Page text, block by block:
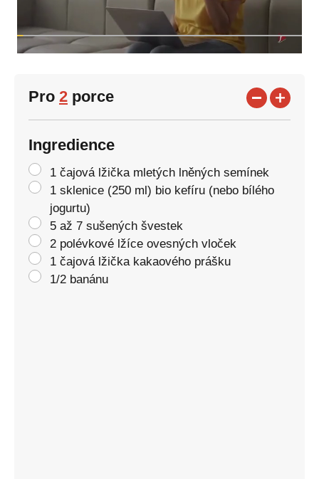
Pro 2 porce
Ingredience
1 čajová lžička mletých lněných semínek
1 sklenice (250 ml) bio kefíru (nebo bílého
jogurtu)
5 až 7 sušených švestek
2 polévkové lžíce ovesných vloček
1 čajová lžička kakaového prášku
1/2 banánu